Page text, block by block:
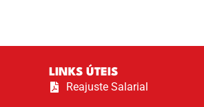
LINKS ÚTEIS
Reajuste Salarial